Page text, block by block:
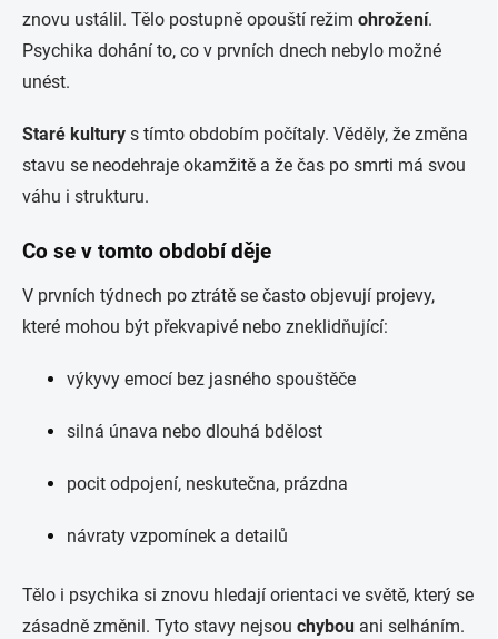
znovu ustálil. Tělo postupně opouští režim ohrožení.
Psychika dohání to, co v prvních dnech nebylo možné
unést.
Staré kultury s tímto obdobím počítaly. Věděly, že změna
stavu se neodehraje okamžitě a že čas po smrti má svou
váhu i strukturu.
Co se v tomto období děje
V prvních týdnech po ztrátě se často objevují projevy,
které mohou být překvapivé nebo zneklidňující:
výkyvy emocí bez jasného spouštěče
silná únava nebo dlouhá bdělost
pocit odpojení, neskutečna, prázdna
návraty vzpomínek a detailů
Tělo i psychika si znovu hledají orientaci ve světě, který se
zásadně změnil. Tyto stavy nejsou chybou ani selháním.